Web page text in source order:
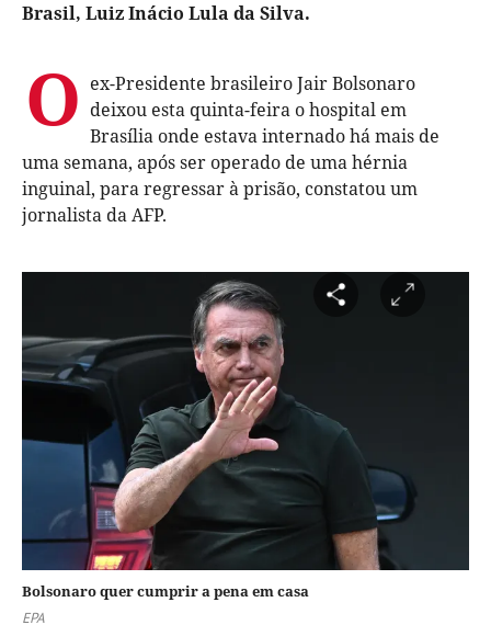
Brasil, Luiz Inácio Lula da Silva.
O ex-Presidente brasileiro Jair Bolsonaro
deixou esta quinta-feira o hospital em
Brasília onde estava internado há mais de
uma semana, após ser operado de uma hérnia
inguinal, para regressar à prisão, constatou um
jornalista da AFP.
Bolsonaro quer cumprir a pena em casa
EPA